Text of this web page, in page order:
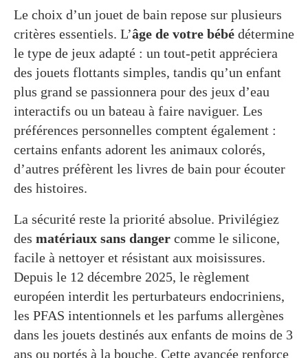
Le choix d’un jouet de bain repose sur plusieurs
critères essentiels. L’âge de votre bébé détermine
le type de jeux adapté : un tout-petit appréciera
des jouets flottants simples, tandis qu’un enfant
plus grand se passionnera pour des jeux d’eau
interactifs ou un bateau à faire naviguer. Les
préférences personnelles comptent également :
certains enfants adorent les animaux colorés,
d’autres préfèrent les livres de bain pour écouter
des histoires.
La sécurité reste la priorité absolue. Privilégiez
des matériaux sans danger comme le silicone,
facile à nettoyer et résistant aux moisissures.
Depuis le 12 décembre 2025, le règlement
européen interdit les perturbateurs endocriniens,
les PFAS intentionnels et les parfums allergènes
dans les jouets destinés aux enfants de moins de 3
ans ou portés à la bouche. Cette avancée renforce